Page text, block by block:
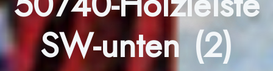
SW-unten (2)